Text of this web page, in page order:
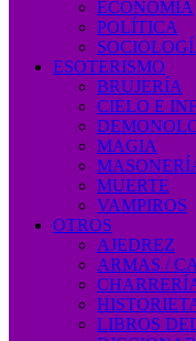
ECONOMÍA
POLÍTICA
ESOTERISMO
BRUJERÍA
CIELO E
MAGIA
MUERTE
VAMPIROS
OTROS
AJEDREZ
ARMAS /
LIBROS